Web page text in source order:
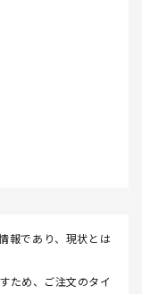
報であり、現状とは
ため、ご注文のタイ